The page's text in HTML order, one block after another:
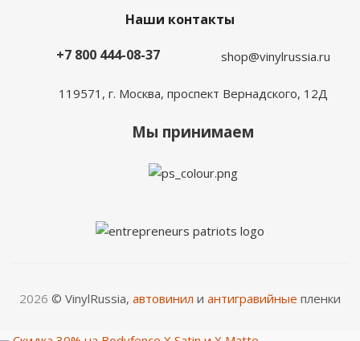
Наши контакты
+7 800 444-08-37
shop@vinylrussia.ru
119571, г. Москва, проспект Вернадского, 12Д
Мы принимаем
2026 © VinylRussia, автовинил и антигравийные пленки